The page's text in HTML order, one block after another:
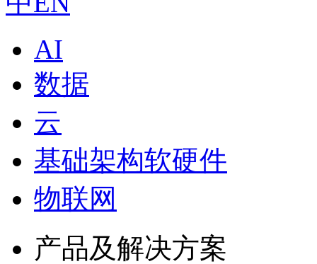
AI
数据
云
基础架构软硬件
物联网
产品及解决方案